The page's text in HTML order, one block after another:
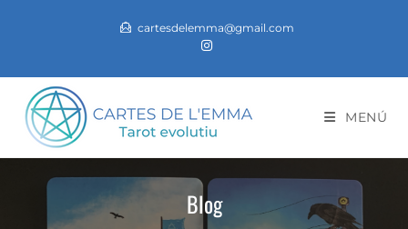
cartesdelemma@gmail.com
MENÚ
Blog